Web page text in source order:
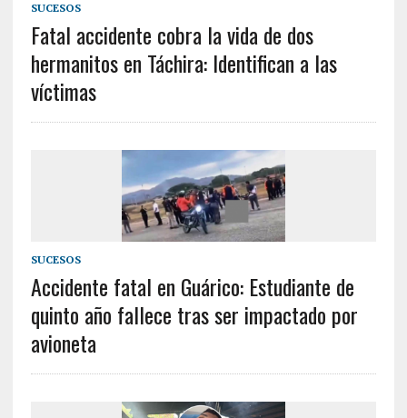
SUCESOS
Fatal accidente cobra la vida de dos
hermanitos en Táchira: Identifican a las
víctimas
SUCESOS
Accidente fatal en Guárico: Estudiante de
quinto año fallece tras ser impactado por
avioneta